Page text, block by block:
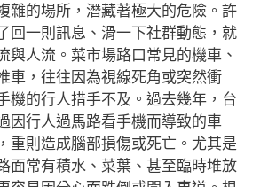
雜的場所，潛藏著極大的危險。許
回一則訊息、滑一下社群動態，就
與人流。菜市場路口常見的機車、
車，往往因為視線死角或突然衝
機的行人措手不及。過去幾年，台
因行人過馬路看手機而導致的車
重則造成腦部損傷或死亡。尤其是
面常有積水、菜葉、甚至臨時堆放